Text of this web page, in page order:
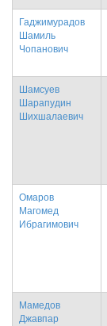
Гаджимурадов
Шамиль
Чопанович
Шамсуев
Шарапудин
Шихшалаевич
Омаров
Магомед
Ибрагимович
Мамедов
Джавпар